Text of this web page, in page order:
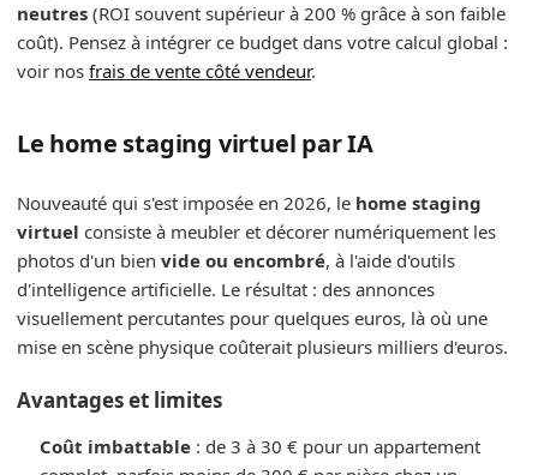
neutres (ROI souvent supérieur à 200 % grâce à son faible
coût). Pensez à intégrer ce budget dans votre calcul global :
voir nos frais de vente côté vendeur.
Le home staging virtuel par IA
Nouveauté qui s'est imposée en 2026, le home staging
virtuel consiste à meubler et décorer numériquement les
photos d'un bien vide ou encombré, à l'aide d'outils
d'intelligence artificielle. Le résultat : des annonces
visuellement percutantes pour quelques euros, là où une
mise en scène physique coûterait plusieurs milliers d'euros.
Avantages et limites
Coût imbattable: de 3 à 30 € pour un appartement